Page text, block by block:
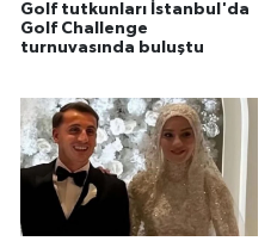
Golf tutkunları İstanbul'da
Golf Challenge
turnuvasında buluştu